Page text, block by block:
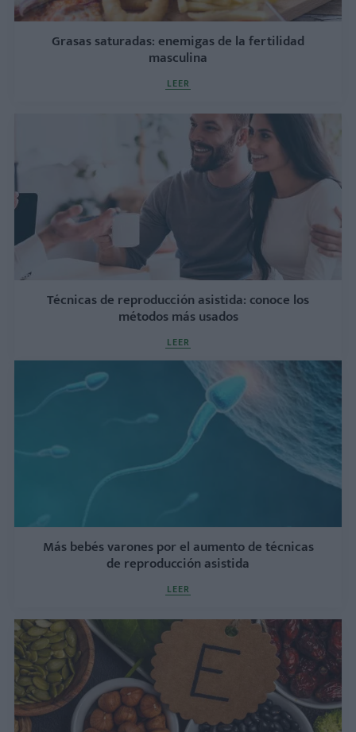
Grasas saturadas: enemigas de la fertilidad
masculina
LEER
Técnicas de reproducción asistida: conoce los
métodos más usados
LEER
Más bebés varones por el aumento de técnicas
de reproducción asistida
LEER